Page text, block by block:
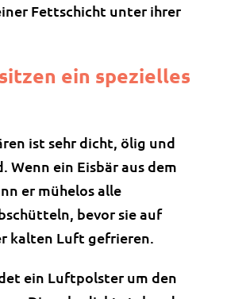
Fettschicht unter ihrer
ein spezielles
ist sehr dicht, ölig und
Wenn ein Eisbär aus dem
er mühelos alle
bevor sie auf
kalten Luft gefrieren.
ein Luftpolster um den